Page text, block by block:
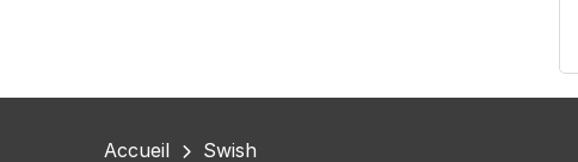
Vous
Accueil Swish